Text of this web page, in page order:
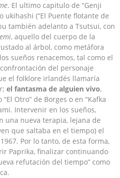
. El ultimo capitulo de “Genji
ukihashi (“El Puente flotante de
también adelanto a Tsutsui, con
, aquello del cuerpo de la
al árbol, como metáfora
sueños renacemos, tal como el
del personaje
el folklore irlandés llamaría
; el fantasma de alguien vivo,
Otro” de Borges o en “Kafka
Intervenir en los sueños,
una nueva terapia, lejana de
que saltaba en el tiempo) el
Por lo tanto, de esta forma,
Paprika, finalizar continuando
refutación del tiempo” como